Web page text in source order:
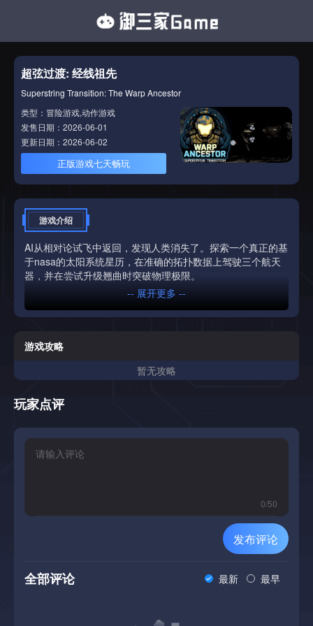
超弦过渡: 经线祖先
Superstring Transition: The Warp Ancestor
类型：冒险游戏,动作游戏
发售日期：2026-06-01
更新日期：2026-06-02
正版游戏七天畅玩
游戏介绍
AI从相对论试飞中返回，发现人类消失了。探索一个真正的基
于nasa的太阳系统星历，在准确的拓扑数据上驾驶三个航天
器，并在尝试升级翘曲时突破物理极限。
-- 展开更多 --
游戏攻略
暂无攻略
玩家点评
0/50
发布评论
全部评论 最新 最早